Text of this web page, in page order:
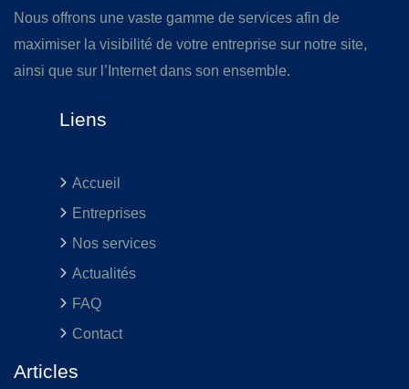
Nous offrons une vaste gamme de services afin de
maximiser la visibilité de votre entreprise sur notre site,
ainsi que sur l’Internet dans son ensemble.
Liens
Accueil
Entreprises
Nos services
Actualités
FAQ
Contact
Articles